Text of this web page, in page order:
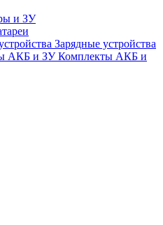
и ЗУ
Зарядные устройства
Комплекты АКБ и